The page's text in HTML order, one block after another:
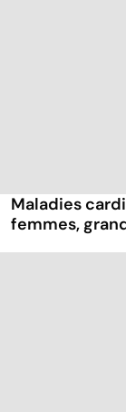
Maladies
femmes,